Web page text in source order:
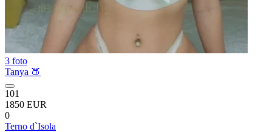
3 foto
Tanya 🍑
101
1850 EUR
0
Terno d`Isola